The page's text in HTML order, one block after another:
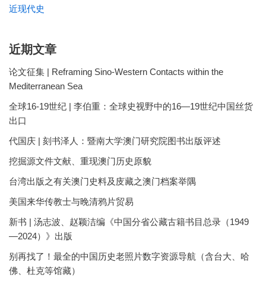
近现代史
近期文章
论文征集 | Reframing Sino-Western Contacts within the
Mediterranean Sea
全球16-19世纪 | 李伯重：全球史视野中的16—19世纪中国丝货
出口
代国庆 | 刻书泽人：暨南大学澳门研究院图书出版评述
挖掘源文件文献、重现澳门历史原貌
台湾出版之有关澳门史料及庋藏之澳门档案举隅
美国来华传教士与晚清鸦片贸易
新书 | 汤志波、赵颖洁编《中国分省公藏古籍书目总录（1949
—2024）》出版
别再找了！最全的中国历史老照片数字资源导航（含台大、哈
佛、杜克等馆藏）